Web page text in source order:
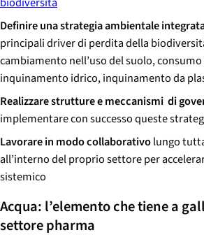
Definire una strategia ambientale
principali driver di perdita della
cambiamento nell’uso del suolo, consumo
inquinamento idrico, inquinamento da
Realizzare strutture e meccanismi di
implementare con successo queste
Lavorare in modo collaborativolungo
all’interno del proprio settore per
sistemico
Acqua: l’elemento che tiene a
settore pharma